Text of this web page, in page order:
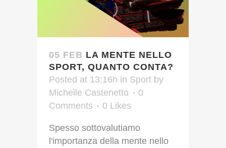
05 FEB LA MENTE NELLO
SPORT, QUANTO CONTA?
Posted at 13:16h in Sport by
Michelle Castenetto
0
Comments
0 Likes
Spesso sottovalutiamo
l'importanza della mente nello